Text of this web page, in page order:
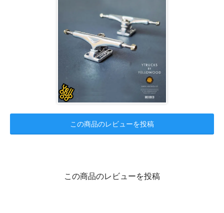
この商品のレビューを投稿
この商品のレビューを投稿